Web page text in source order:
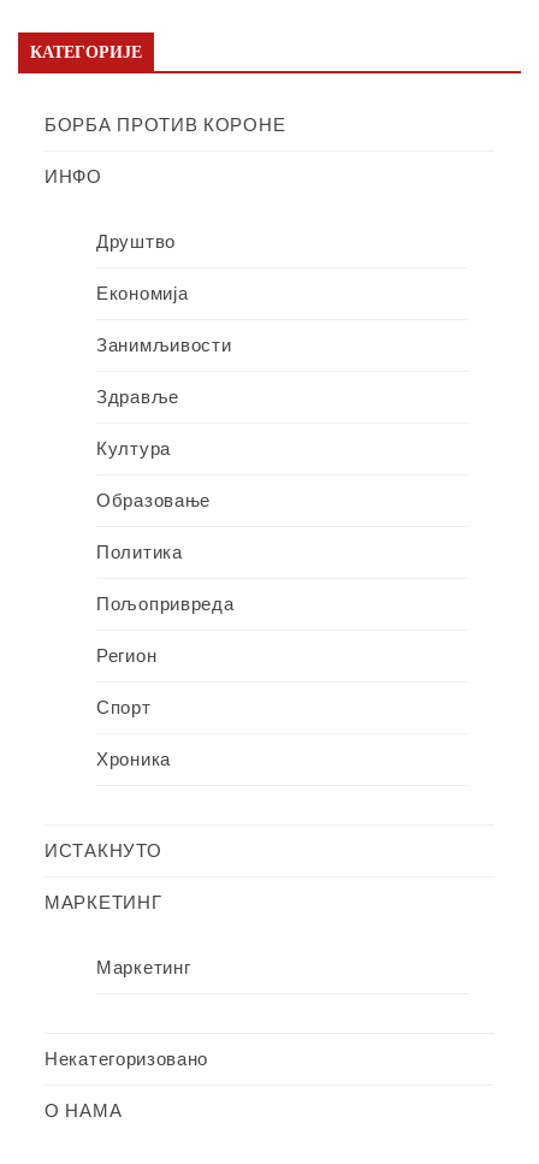
КАТЕГОРИЈЕ
БОРБА ПРОТИВ КОРОНЕ
ИНФО
Друштво
Економија
Занимљивости
Здравље
Култура
Образовање
Политика
Пољопривреда
Регион
Спорт
Хроника
ИСТАКНУТО
МАРКЕТИНГ
Маркетинг
Некатегоризовано
О НАМА